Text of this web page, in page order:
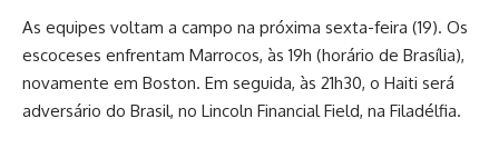
As equipes voltam a campo na próxima sexta-feira (19). Os
escoceses enfrentam Marrocos, às 19h (horário de Brasília),
novamente em Boston. Em seguida, às 21h30, o Haiti será
adversário do Brasil, no Lincoln Financial Field, na Filadélfia.